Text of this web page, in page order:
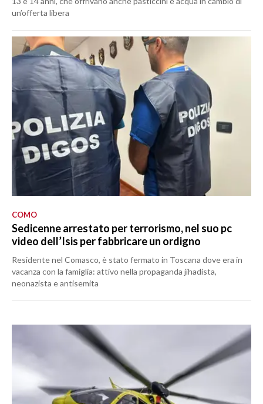
un’offerta libera
COMO
Sedicenne arrestato per terrorismo, nel suo pc
video dell’Isis per fabbricare un ordigno
Residente nel Comasco, è stato fermato in Toscana dove era in
vacanza con la famiglia: attivo nella propaganda jihadista,
neonazista e antisemita